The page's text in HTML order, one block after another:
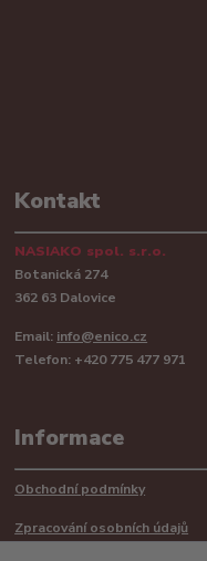
Kontakt
NASIAKO spol. s.r.o.
Botanická 274
362 63 Dalovice
Email: info@enico.cz
Telefon: +420 775 477 971
Informace
Obchodní podmínky
Zpracování osobních údajů